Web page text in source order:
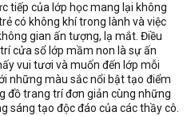
tiếp của lớp học mang lại không
có không khí trong lành và việc
gian ấn tượng, lạ mắt. Điều
cửa sổ lớp mầm non là sự ấn
vui tươi và muốn đến lớp mỗi
những màu sắc nổi bật tạo điểm
đồ trang trí đơn giản cùng những
sáng tạo độc đáo của các thầy cô.